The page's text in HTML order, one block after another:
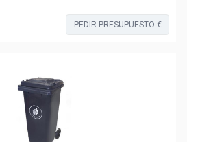
PEDIR PRESUPUESTO €